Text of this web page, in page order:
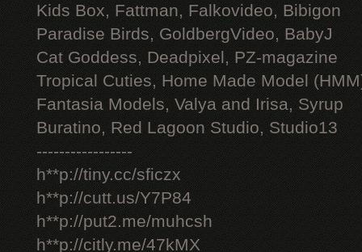
Kids Box, Fattman, Falkovideo, Bibigon
Paradise Birds, GoldbergVideo, BabyJ
Cat Goddess, Deadpixel, PZ-magazine
Tropical Cuties, Home Made Model
Fantasia Models, Valya and Irisa, Syrup
Buratino, Red Lagoon Studio, Studio13
-----------------
h**p://tiny.cc/sficzx
h**p://cutt.us/Y7P84
h**p://put2.me/muhcsh
h**p://citly.me/47kMX